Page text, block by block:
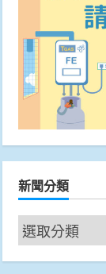
新聞分類
新
聞